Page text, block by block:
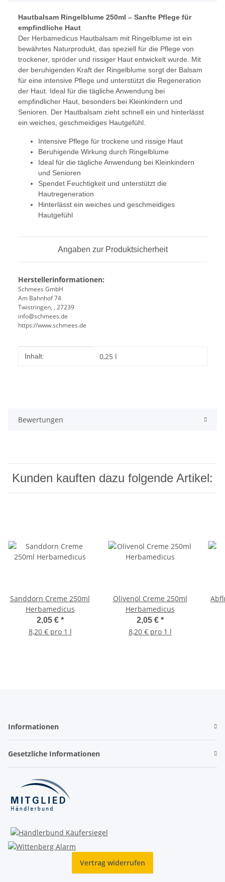
Hautbalsam Ringelblume 250ml – Sanfte Pflege für
empfindliche Haut
Der Herbamedicus Hautbalsam mit Ringelblume ist ein
bewährtes Naturprodukt, das speziell für die Pflege von
trockener, spröder und rissiger Haut entwickelt wurde. Mit
der beruhigenden Kraft der Ringelblume sorgt der Balsam
für eine intensive Pflege und unterstützt die Regeneration
der Haut. Ideal für die tägliche Anwendung bei
empfindlicher Haut, besonders bei Kleinkindern und
Senioren. Der Hautbalsam zieht schnell ein und hinterlässt
ein weiches, geschmeidiges Hautgefühl.
Intensive Pflege für trockene und rissige Haut
Beruhigende Wirkung durch Ringelblume
Ideal für die tägliche Anwendung bei Kleinkindern
und Senioren
Spendet Feuchtigkeit und unterstützt die
Hautregeneration
Hinterlässt ein weiches und geschmeidiges
Hautgefühl
Angaben zur Produktsicherheit
Herstellerinformationen:
Schmees GmbH
Am Bahnhof 74
Twistringen, , 27239
info@schmees.de
https://www.schmees.de
Produkteigenschaft
Wert
Inhalt: 0,25 l
Bewertungen
Kunden kauften dazu folgende Artikel:
Sanddorn Creme 250ml
Herbamedicus
2,05 € *
8,20 € pro 1 l
Olivenöl Creme 250ml
Herbamedicus
2,05 € *
8,20 € pro 1 l
Informationen
Gesetzliche Informationen
Vertrag widerrufen